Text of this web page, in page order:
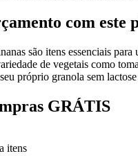
com este
são itens essenciais
de vegetais como
próprio granola sem
GRÁTIS
itens